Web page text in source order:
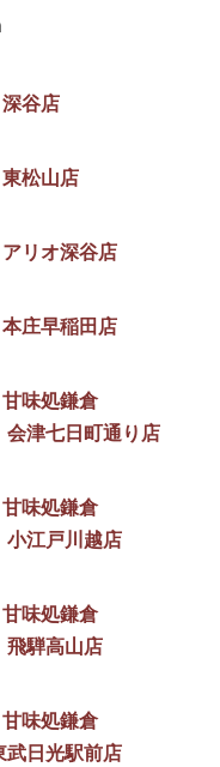
深谷店
東松山店
アリオ深谷店
本庄早稲田店
甘味処鎌倉
津七日町通り店
甘味処鎌倉
江戸川越店
甘味処鎌倉
騨高山店
甘味処鎌倉
武日光駅前店